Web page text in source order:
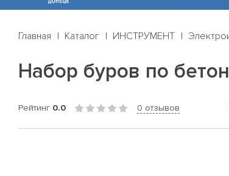
Главная Каталог ИНСТРУМЕНТ
Набор буров по
Рейтинг 0.0 0 отзывов